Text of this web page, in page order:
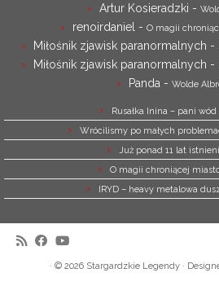
Artur Kosieradzki -
renoirdaniel - O magii
Miłośnik zjawisk paranormalnych -
Miłośnik zjawisk paranormalnych -
Panda - Wolde
Rusałka Inina – pani
Wrócilismy po małych
Już ponad 11 lat
O magii chroniącej
IRYD – heavy metalowa
· © 2026 Stargardzkie Legendy ·